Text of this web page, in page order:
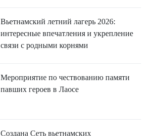
Вьетнамский летний лагерь 2026:
интересные впечатления и укрепление
связи с родными корнями
Мероприятие по чествованию памяти
павших героев в Лаосе
Создана Сеть вьетнамских